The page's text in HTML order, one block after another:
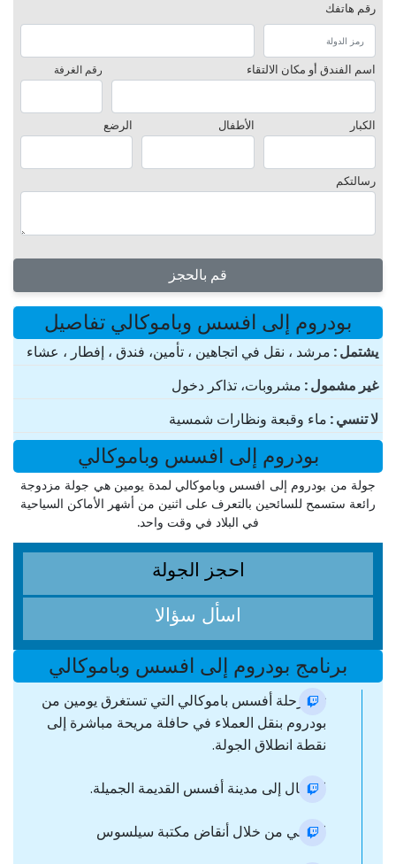
رقم هاتفك
اسم الفندق أو مكان الالتقاء رقم الغرفة
الكبار الأطفال الرضع
رسالتكم
قم بالحجز
بودروم إلى افسس وباموكالي تفاصيل
یشتمل مرشد ، نقل في اتجاهين ، تأمين، فندق ، إفطار ، عشاء
غير مشمول مشروبات، تذاكر دخول
لا تنسي ماء وقبعة ونظارات شمسية
بودروم إلى افسس وباموكالي
جولة من بودروم إلى افسس وباموكالي لمدة يومين هي جولة مزدوجة
رائعة ستسمح للسائحين بالتعرف على اثنين من أشهر الأماكن السياحية
في البلاد في وقت واحد.
احجز الجولة
اسأل سؤالا
برنامج بودروم إلى افسس وباموكالي
تبدأ رحلة أفسس باموكالي التي تستغرق يومين من
بودروم بنقل العملاء في حافلة مريحة مباشرة إلى
نقطة انطلاق الجولة.
الانتقال إلى مدينة أفسس القديمة الجميلة.
المشي من خلال أنقاض مكتبة سيلسوس